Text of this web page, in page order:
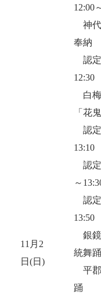
11月2
日(日)
12:00
神代
奉納
認定
12:30
白梅
「花
認定
13:10
認定
～
認定
13:50
銀鏡
統舞踊
平郡
踊